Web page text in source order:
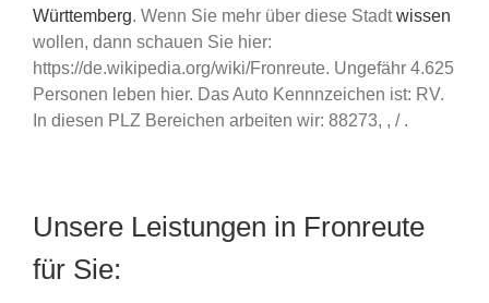
Württemberg. Wenn Sie mehr über diese Stadtwissen
wollen, dann schauen Sie hier:
https://de.wikipedia.org/wiki/Fronreute. Ungefähr 4.625
Personen leben hier. Das Auto Kennnzeichen ist: RV.
In diesen PLZ Bereichen arbeiten wir: 88273, , / .
Unsere Leistungen in Fronreute
für Sie: